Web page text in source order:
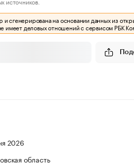
сгенерирована на основании данных из
имеет деловых отношений с сервисом РБК
2026
область